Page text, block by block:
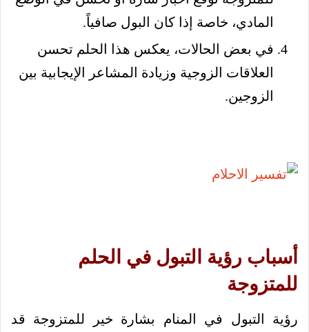
المادي، خاصة إذا كان البول صافياً.
في بعض الحالات، يعكس هذا الحلم تحسن
العلاقات الزوجية وزيادة المشاعر الإيجابية بين
الزوجين.
أسباب رؤية التبول في الحلم
للمتزوجة
رؤية التبول في المنام بشارة خير للمتزوجة قد